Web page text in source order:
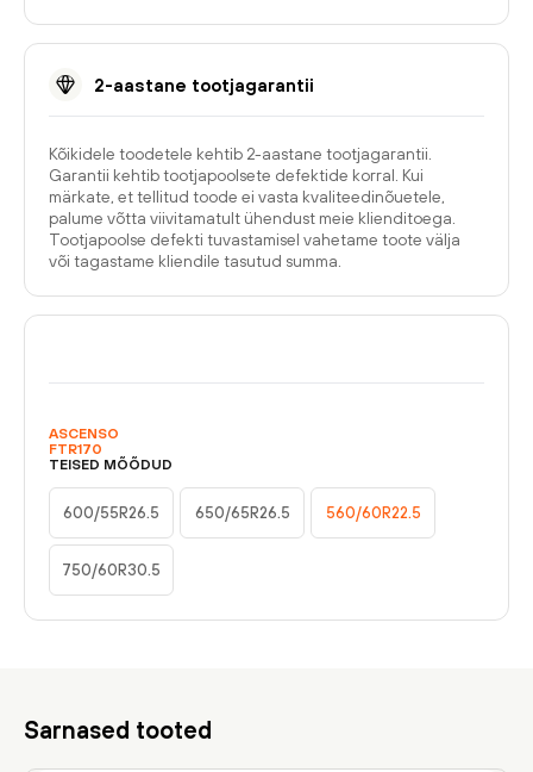
2-aastane tootjagarantii
Kõikidele toodetele kehtib 2-aastane tootjagarantii.
Garantii kehtib tootjapoolsete defektide korral. Kui
märkate, et tellitud toode ei vasta kvaliteedinõuetele,
palume võtta viivitamatult ühendust meie klienditoega.
Tootjapoolse defekti tuvastamisel vahetame toote välja
või tagastame kliendile tasutud summa.
ASCENSO
FTR170
TEISED MÕÕDUD
600/55R26.5 650/65R26.5 560/60R22.5
750/60R30.5
Sarnased tooted